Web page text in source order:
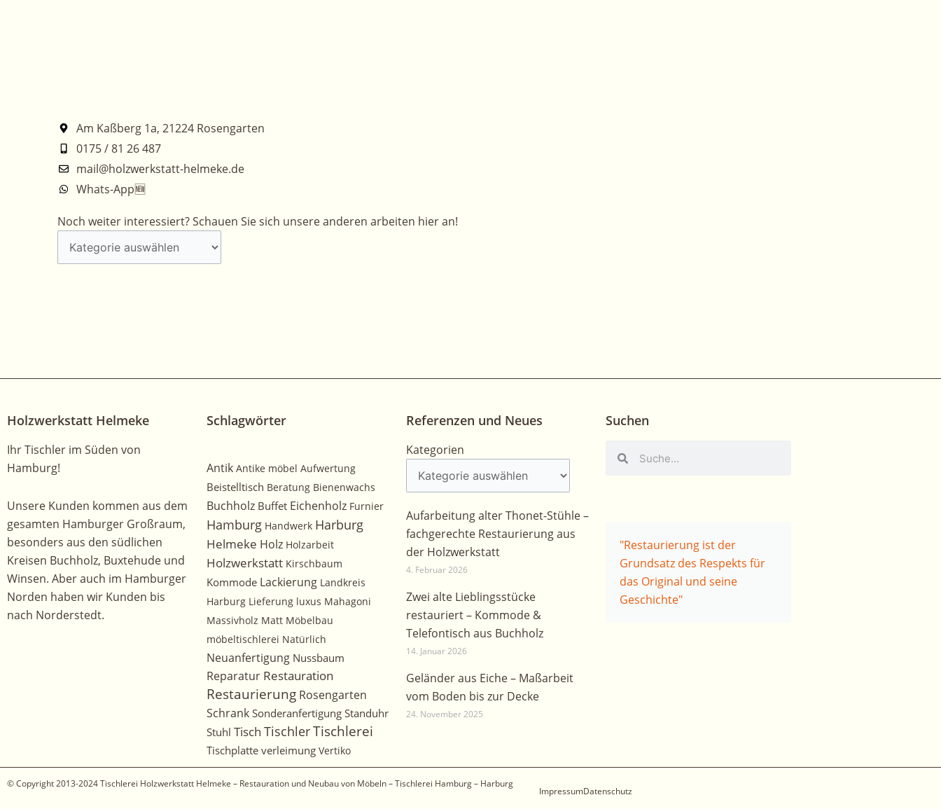
Am Kaßberg 1a, 21224 Rosengarten
0175 / 81 26 487
mail@holzwerkstatt-helmeke.de
Whats-App🆕
Noch weiter interessiert? Schauen Sie sich unsere anderen arbeiten hier an!
Noch
interessiert?
Holzwerkstatt Helmeke
Ihr Tischler im Süden von
Hamburg!
Unsere Kunden kommen aus dem
gesamten Hamburger Großraum,
besonders aus den südlichen
Kreisen Buchholz, Buxtehude und
Winsen. Aber auch im Hamburger
Norden haben wir Kunden bis
nach Norderstedt.
Schlagwörter
Antik Antike möbel Aufwertung
Beistelltisch Beratung Bienenwachs
Buchholz Buffet Eichenholz Furnier
Hamburg Handwerk Harburg
Helmeke Holz Holzarbeit
Holzwerkstatt Kirschbaum
Kommode Lackierung Landkreis
Harburg Lieferung luxus Mahagoni
Massivholz Matt Möbelbau
möbeltischlerei Natürlich
Neuanfertigung Nussbaum
Reparatur Restauration
Restaurierung Rosengarten
Schrank Sonderanfertigung Standuhr
Stuhl Tisch TischlerTischlerei
Tischplatte verleimung Vertiko
Referenzen und Neues
Kategorien
Kategorien
Aufarbeitung alter Thonet-Stühle –
fachgerechte Restaurierung aus
der Holzwerkstatt
4. Februar 2026
Zwei alte Lieblingsstücke
restauriert – Kommode &
Telefontisch aus Buchholz
14. Januar 2026
Geländer aus Eiche – Maßarbeit
vom Boden bis zur Decke
24. November 2025
Suchen
"Restaurierung ist der
Grundsatz des Respekts für
das Original und seine
Geschichte"
© Copyright 2013-2024Tischlerei Holzwerkstatt Helmeke – Restauration und Neubau von Möbeln – Tischlerei Hamburg – Harburg
ImpressumDatenschutz